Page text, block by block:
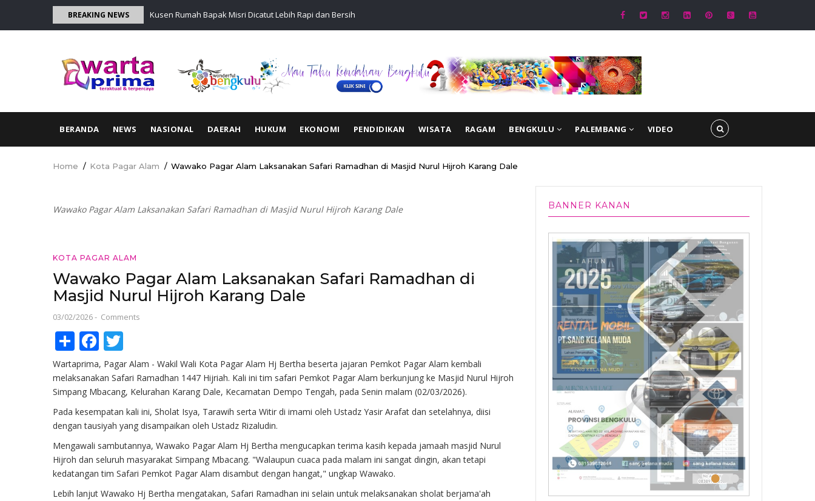
BREAKING NEWS Kusen Rumah Bapak Misri Dicatut Lebih Rapi dan Bersih
MAIN
BERANDA NEWS NASIONAL DAERAH HUKUM EKONOMI PENDIDIKAN WISATA RAGAM BENGKULU PALEMBANG VIDEO
Breadcrumb
Home / Kota Pagar Alam / Wawako Pagar Alam Laksanakan Safari Ramadhan di Masjid Nurul Hijroh Karang Dale
Wawako Pagar Alam Laksanakan Safari Ramadhan di Masjid Nurul Hijroh Karang Dale
KOTA PAGAR ALAM
Wawako Pagar Alam Laksanakan Safari Ramadhan di
Masjid Nurul Hijroh Karang Dale
03/02/2026- Comments
ShareFacebook
Wartaprima, Pagar Alam - Wakil Wali Kota Pagar Alam Hj Bertha beserta jajaran Pemkot Pagar Alam kembali
melaksanakan Safari Ramadhan 1447 Hijriah. Kali ini tim safari Pemkot Pagar Alam berkunjung ke Masjid Nurul Hijroh
Simpang Mbacang, Kelurahan Karang Dale, Kecamatan Dempo Tengah, pada Senin malam (02/03/2026).
Pada kesempatan kali ini, Sholat Isya, Tarawih serta Witir di imami oleh Ustadz Yasir Arafat dan setelahnya, diisi
dengan tausiyah yang disampaikan oleh Ustadz Rizaludin.
Mengawali sambutannya, Wawako Pagar Alam Hj Bertha mengucapkan terima kasih kepada jamaah masjid Nurul
Hijroh dan seluruh masyarakat Simpang Mbacang. "Walaupun cuaca pada malam ini sangat dingin, akan tetapi
kedatangan tim Safari Pemkot Pagar Alam disambut dengan hangat," ungkap Wawako.
Lebih lanjut Wawako Hj Bertha mengatakan, Safari Ramadhan ini selain untuk melaksanakan sholat berjama'ah
BANNER KANAN
•••